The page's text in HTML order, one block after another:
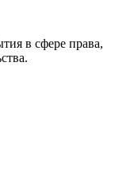
в сфере права,